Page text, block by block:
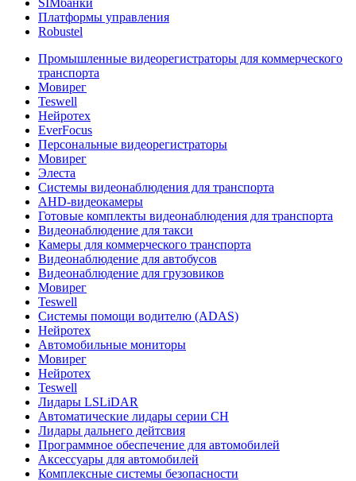
SIMбанки
Платформы управления
Robustel
Промышленные видеорегистраторы для коммерческого
транспорта
Мовирег
Teswell
Нейротех
EverFocus
Персональные видеорегистраторы
Мовирег
Элеста
Системы видеонаблюдения для транспорта
AHD-видеокамеры
Готовые комплекты видеонаблюдения для транспорта
Видеонаблюдение для такси
Камеры для коммерческого транспорта
Видеонаблюдение для автобусов
Видеонаблюдение для грузовиков
Мовирег
Teswell
Системы помощи водителю (ADAS)
Нейротех
Автомобильные мониторы
Мовирег
Нейротех
Teswell
Лидары LSLiDAR
Автоматические лидары серии CH
Лидары дальнего дейтсвия
Программное обеспечение для автомобилей
Аксессуары для автомобилей
Комплексные системы безопасности